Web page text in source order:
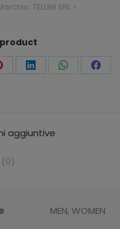
TELLINI SRL
CondividiCondividi
aggiuntive
MEN, WOMEN